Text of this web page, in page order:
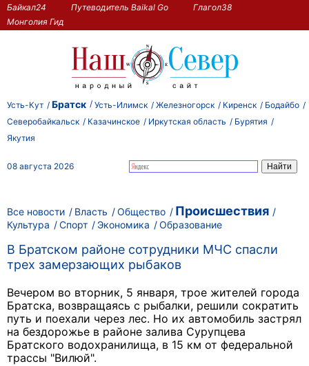
Байкал24 Путеводитель Baikal Go
Глагол38
Монголия Гид
Усть-Кут Братск Усть-Илимск Железногорск Киренск
Бодайбо
Северобайкальск
Казачинское Иркутская область
Бурятия
Якутия
08 августа 2026
Все новости Власть Общество Происшествия
Культура Спорт Экономика Образование
В Братском районе сотрудники МЧС спасли
трех замерзающих рыбаков
Вечером во вторник, 5 января, трое жителей города
Братска, возвращаясь с рыбалки, решили сократить
путь и поехали через лес. Но их автомобиль застрял
на бездорожье в районе залива Сурупцева
Братского водохранилища, в 15 км от федеральной
трассы "Вилюй".